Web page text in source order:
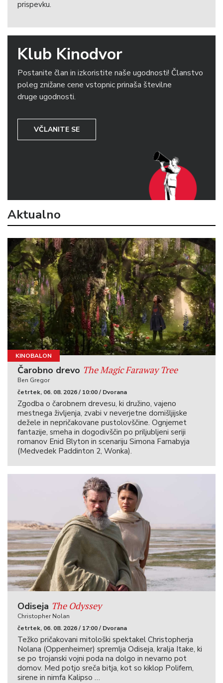
prispevku.
Klub Kinodvor
Postanite član in izkoristite naše ugodnosti! Članstvo
poleg znižane cene vstopnic prinaša številne
druge ugodnosti.
VČLANITE SE
Aktualno
KINOBALON
Čarobno drevo The Magic Faraway Tree
Ben Gregor
četrtek, 06. 08. 2026 / 10:00 / Dvorana
Zgodba o čarobnem drevesu, ki družino, vajeno
mestnega življenja, zvabi v neverjetne domišljijske
dežele in nepričakovane pustolovščine. Ognjemet
fantazije, smeha in dogodivščin po priljubljeni seriji
romanov Enid Blyton in scenariju Simona Farnabyja
(Medvedek Paddinton 2, Wonka).
Odiseja The Odyssey
Christopher Nolan
četrtek, 06. 08. 2026 / 17:00 / Dvorana
Težko pričakovani mitološki spektakel Christopherja
Nolana (Oppenheimer) spremlja Odiseja, kralja Itake, ki
se po trojanski vojni poda na dolgo in nevarno pot
domov. Med potjo sreča bitja, kot so kiklop Polifem,
sirene in nimfa Kalipso …